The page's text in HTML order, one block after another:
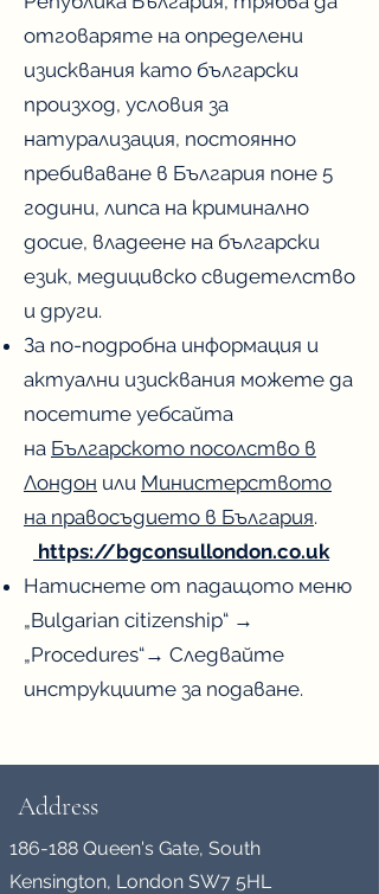
отговаряте на определени
изисквания като български
произход, условия за
натурализация, постоянно
пребиваване в България поне 5
години, липса на криминално
досие, владеене на български
език, медицивско свидетелство
и други.
За по-подробна информация и
актуални изисквания можете да
посетите уебсайта
на Българското посолство в
Лондон или Министерството
на правосъдието в България.
https://bgconsullondon.co.uk
Натиснете от падащото меню
„Bulgarian citizenship“ →
„Procedures“→ Следвайте
инструкциите за подаване.
Address
186-188 Queen's Gate, South
Kensington, London SW7 5HL